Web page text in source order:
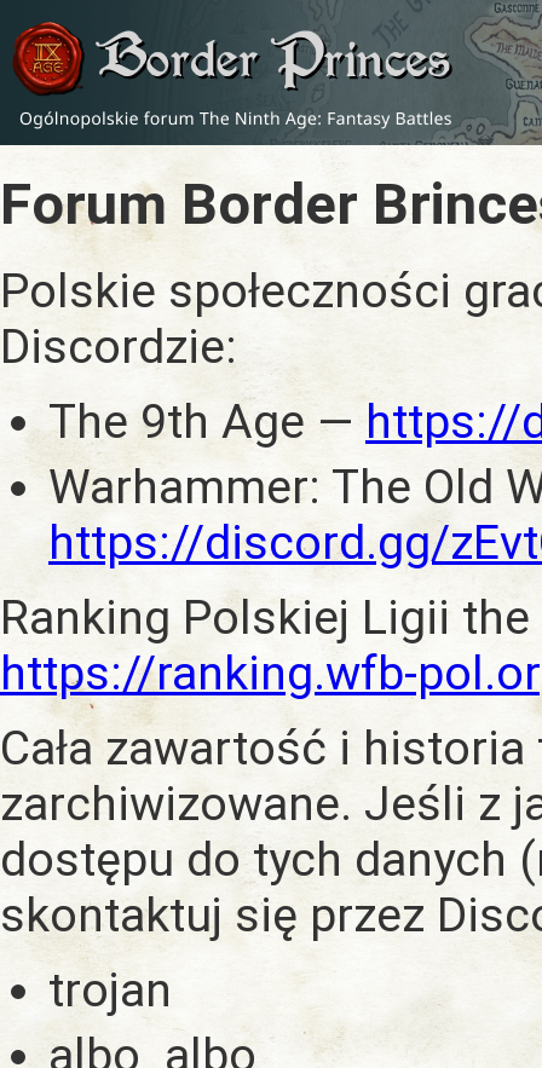
Forum Border
Polskie społeczności
Discordzie:
The 9th Age —https://
Warhammer: The Old
https://discord.gg/
Ranking Polskiej Ligii
https://ranking.wfb-
Cała zawartość i historia
zarchiwizowane. Jeśli z
dostępu do tych danych
skontaktuj się przez
trojan
albo_albo